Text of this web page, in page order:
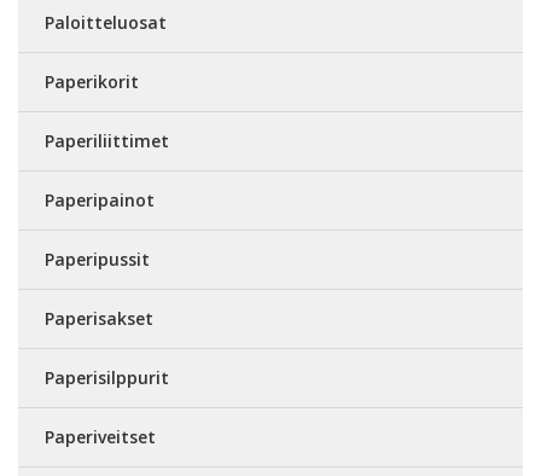
Paloitteluosat
Paperikorit
Paperiliittimet
Paperipainot
Paperipussit
Paperisakset
Paperisilppurit
Paperiveitset